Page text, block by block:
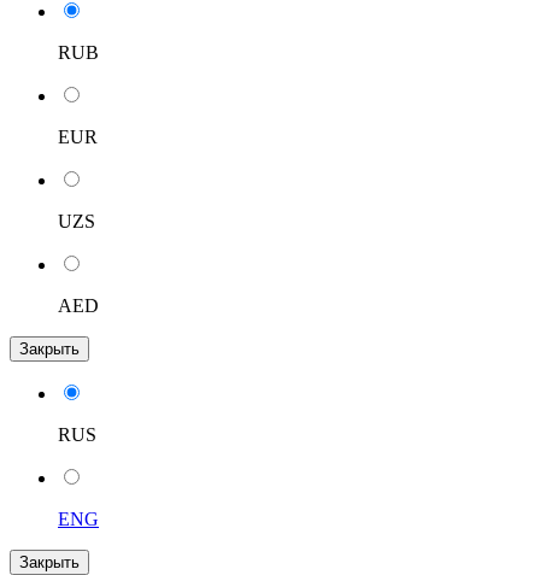
RUB
EUR
UZS
AED
Закрыть
RUS
ENG
Закрыть